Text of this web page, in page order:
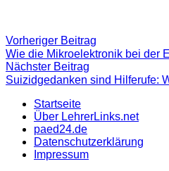
Beitragsnavigation
Vorheriger Beitrag
Beitrag:
Wie die Mikroelektronik bei der
Nächster Beitrag
Beitrag
Suizidgedanken sind Hilferufe:
Startseite
Über LehrerLinks.net
paed24.de
Datenschutzerklärung
Impressum